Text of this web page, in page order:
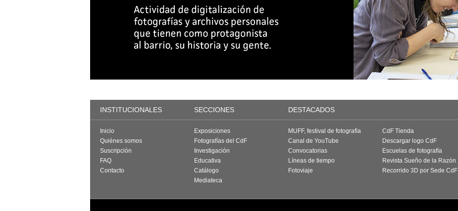
INSTITUCIONALES SECCIONES DESTACADOS
Inicio
Quiénes somos
Suscripción
FAQ
Contacto
Exposiciones
Fotografías del CdF
Investigación
Educativa
Catálogo
Mediateca
MUFF, festival de fotografía
Canal de YouTube
Convocatorias
Líneas de tiempo
Fotoviaje
CdF Tienda
Descargar logo CdF
Escuelas de fotografía
Revista Sueño de la Razón
Recorrido 3D por Sede CdF